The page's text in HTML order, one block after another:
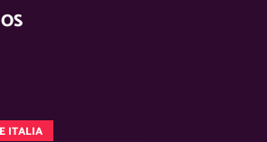
ITALIA